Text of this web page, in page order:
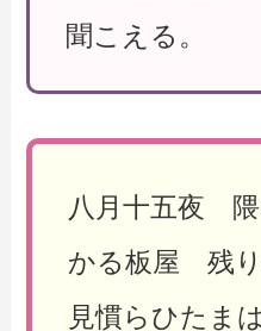
聞こえる。
八月十五夜
かる板屋 残
見慣らひたま